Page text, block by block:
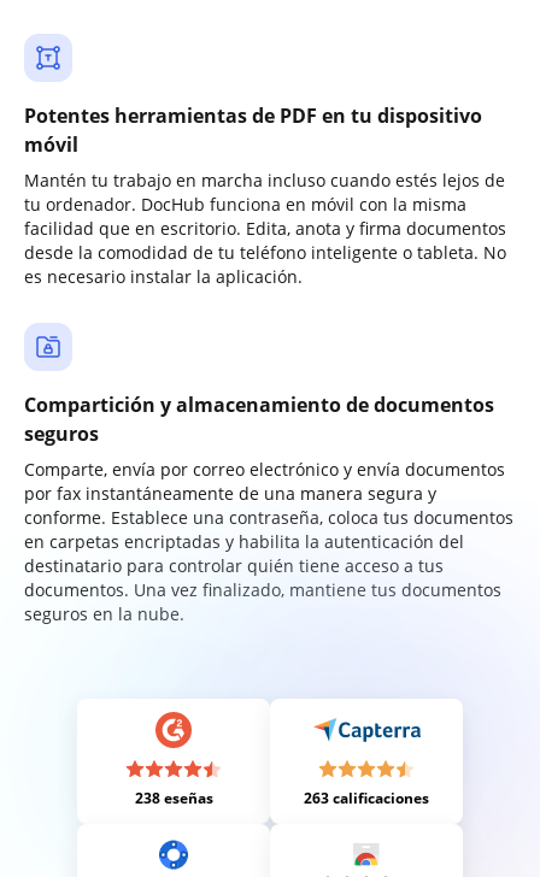
Potentes herramientas de PDF en tu dispositivo
móvil
Mantén tu trabajo en marcha incluso cuando estés lejos de
tu ordenador. DocHub funciona en móvil con la misma
facilidad que en escritorio. Edita, anota y firma documentos
desde la comodidad de tu teléfono inteligente o tableta. No
es necesario instalar la aplicación.
Compartición y almacenamiento de documentos
seguros
Comparte, envía por correo electrónico y envía documentos
por fax instantáneamente de una manera segura y
conforme. Establece una contraseña, coloca tus documentos
en carpetas encriptadas y habilita la autenticación del
destinatario para controlar quién tiene acceso a tus
documentos. Una vez finalizado, mantiene tus documentos
seguros en la nube.
238 eseñas 263 calificaciones